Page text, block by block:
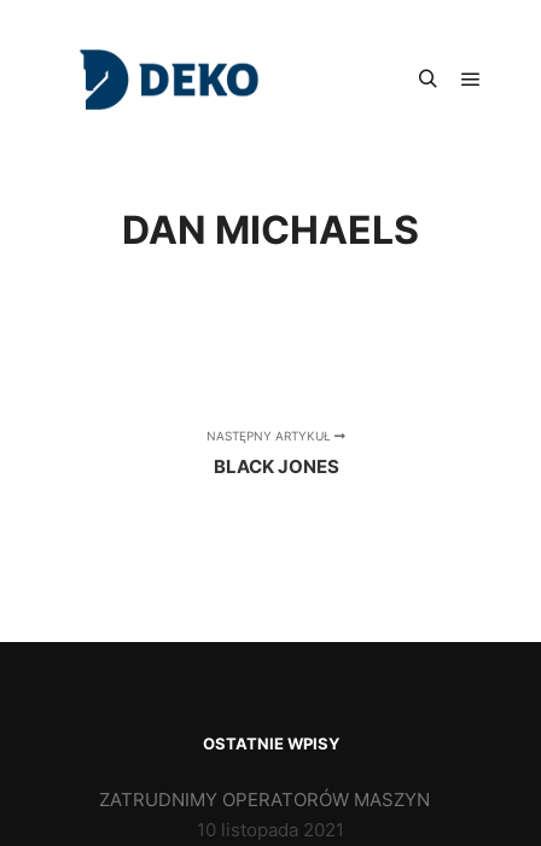
DAN MICHAELS
NASTĘPNY ARTYKUŁ
BLACK JONES
OSTATNIE WPISY
ZATRUDNIMY OPERATORÓW MASZYN
10 listopada 2021